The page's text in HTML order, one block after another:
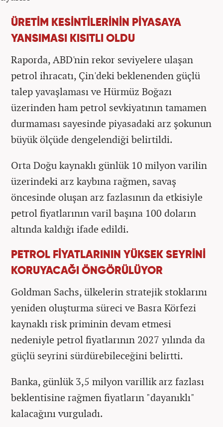
ÜRETİM KESİNTİLERİNİN PİYASAYA
YANSIMASI KISITLI OLDU
Raporda, ABD'nin rekor seviyelere ulaşan
petrol ihracatı, Çin'deki beklenenden güçlü
talep yavaşlaması ve Hürmüz Boğazı
üzerinden ham petrol sevkiyatının tamamen
durmaması sayesinde piyasadaki arz şokunun
büyük ölçüde dengelendiği belirtildi.
Orta Doğu kaynaklı günlük 10 milyon varilin
üzerindeki arz kaybına rağmen, savaş
öncesinde oluşan arz fazlasının da etkisiyle
petrol fiyatlarının varil başına 100 doların
altında kaldığı ifade edildi.
PETROL FİYATLARININ YÜKSEK SEYRİNİ
KORUYACAĞI ÖNGÖRÜLÜYOR
Goldman Sachs, ülkelerin stratejik stoklarını
yeniden oluşturma süreci ve Basra Körfezi
kaynaklı risk priminin devam etmesi
nedeniyle petrol fiyatlarının 2027 yılında da
güçlü seyrini sürdürebileceğini belirtti.
Banka, günlük 3,5 milyon varillik arz fazlası
beklentisine rağmen fiyatların "dayanıklı"
kalacağını vurguladı.